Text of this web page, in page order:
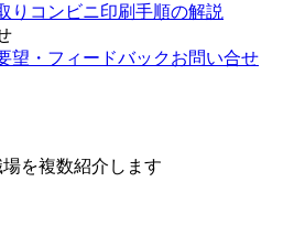
り コンビニ印刷手順の解説
望・フィードバックお問い合せ
場を複数紹介します